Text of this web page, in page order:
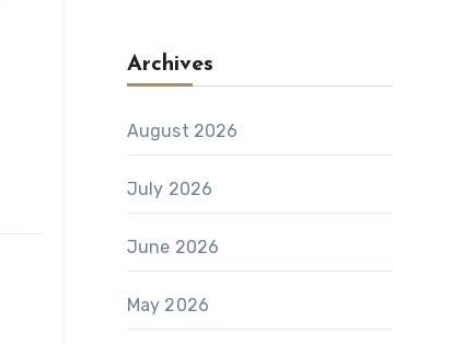
Archives
August 2026
July 2026
June 2026
May 2026